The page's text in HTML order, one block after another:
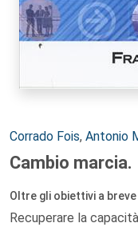
Autori:
Corrado Fois, Antonio
Cambio marcia.
Oltre gli obiettivi a
Recuperare la